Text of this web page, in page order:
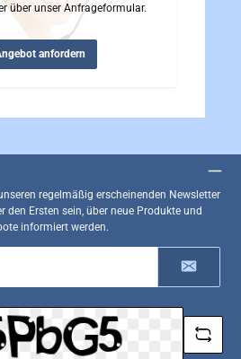
über unser Anfrageformular.
anfordern
regelmäßig erscheinenden Newsletter
den Ersten sein, über neue Produkte und
informiert werden.